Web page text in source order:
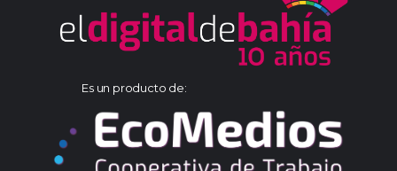
Es un producto de: